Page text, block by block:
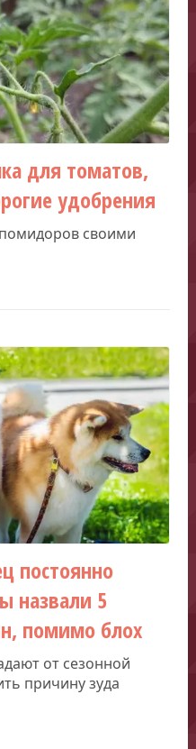
для томатов,
удобрения
своими
постоянно
назвали 5
помимо блох
от сезонной
причину зуда